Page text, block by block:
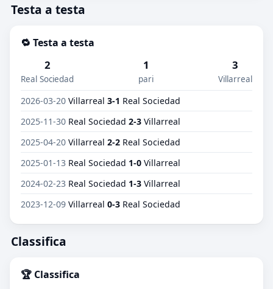
Testa a testa
🔁 Testa a testa
2
Real Sociedad
1
pari
3
Villarreal
2026-03-20 Villarreal 3-1 Real Sociedad
2025-11-30 Real Sociedad 2-3 Villarreal
2025-04-20 Villarreal 2-2 Real Sociedad
2025-01-13 Real Sociedad 1-0 Villarreal
2024-02-23 Real Sociedad 1-3 Villarreal
2023-12-09 Villarreal 0-3 Real Sociedad
Classifica
🏆 Classifica